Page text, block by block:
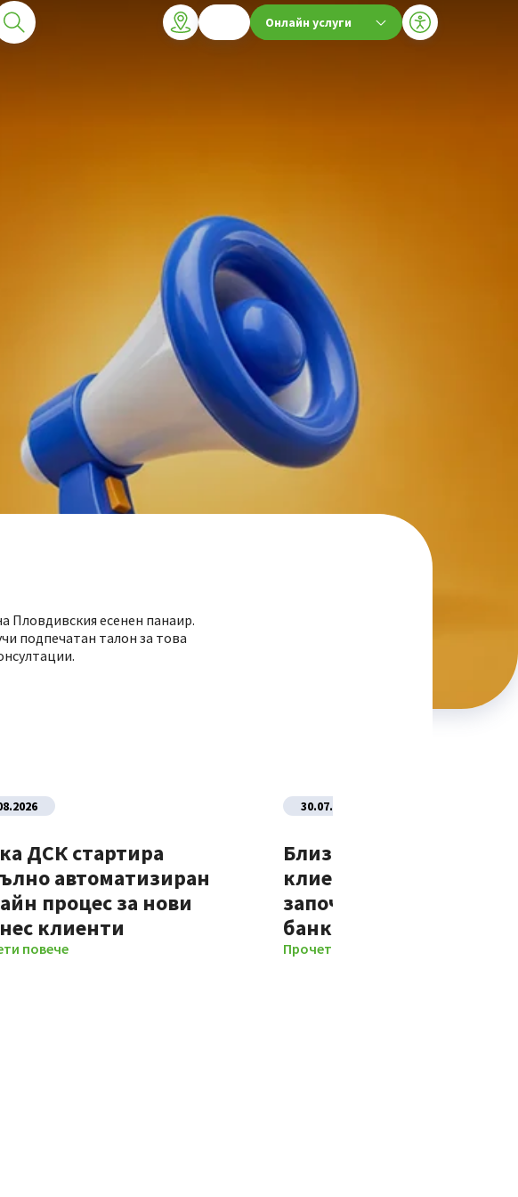
Онлайн услуги
Пловдивския есенен панаир.
подпечатан талон за това
ДСК стартира
автоматизиран
процес за нови
клиенти
повече
30.07.2026
Близо 70% от новите
клиенти на Банка ДСК
започват отношенията
банката изцяло
Прочети повече